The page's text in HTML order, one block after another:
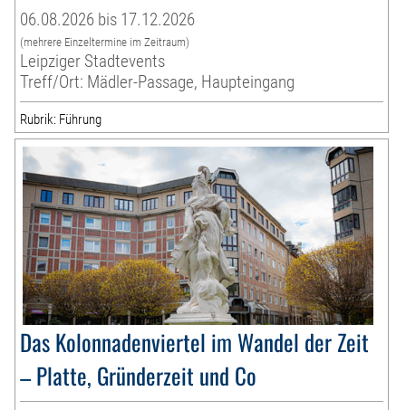
06.08.2026 bis 17.12.2026
(mehrere Einzeltermine im Zeitraum)
Leipziger Stadtevents
Treff/Ort: Mädler-Passage, Haupteingang
Rubrik: Führung
Das Kolonnadenviertel im Wandel der Zeit
– Platte, Gründerzeit und Co